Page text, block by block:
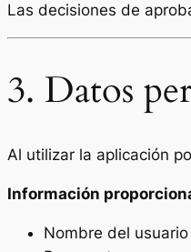
Las decisiones de
3. Datos
Al utilizar la aplicación
Información
Nombre del usuario